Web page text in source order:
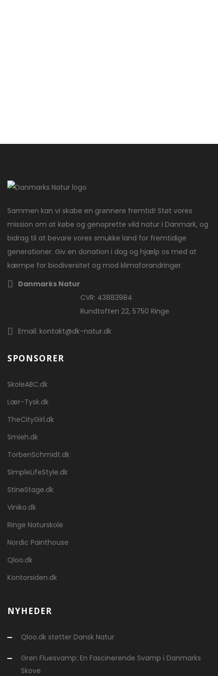
Sammen kan vi skabe en grønnere fremtid! Støt vores
mission om at købe og genoprette vild natur i Danmark, og
bidrag til at bevare vores smukke land for fremtidige
generationer. Giv en donation i dag og hjælp os med at
kæmpe for biodiversitet og mod klimaforandringer.
Danmarks Natur
CVR: 43883984
Rundtoften 22, 5750 Ringe
Email: kontakt@dk-natur.dk
SPONSORER
SkoleABC.dk
Lær-Tysk.dk
TheCityGirl.dk
Smieh.dk
TorbenSchmidt.dk
SimpleLifeStyle.dk
StineStage.dk
Viniko.dk
Ringe Naturskole
Nordic Painthouse
Qloo.dk
Kontorsiden.dk
NYHEDER
Qloo.dk støtter Dansk Natur
Grøn Fluesvamp: En Fascinerende Svamp i Danmarks
Skove